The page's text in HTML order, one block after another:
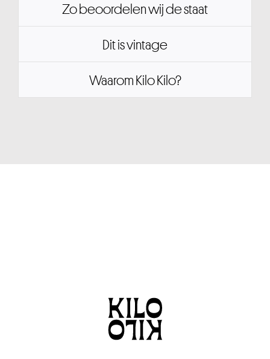
Zo beoordelen wij de staat
Dit is vintage
Waarom Kilo Kilo?